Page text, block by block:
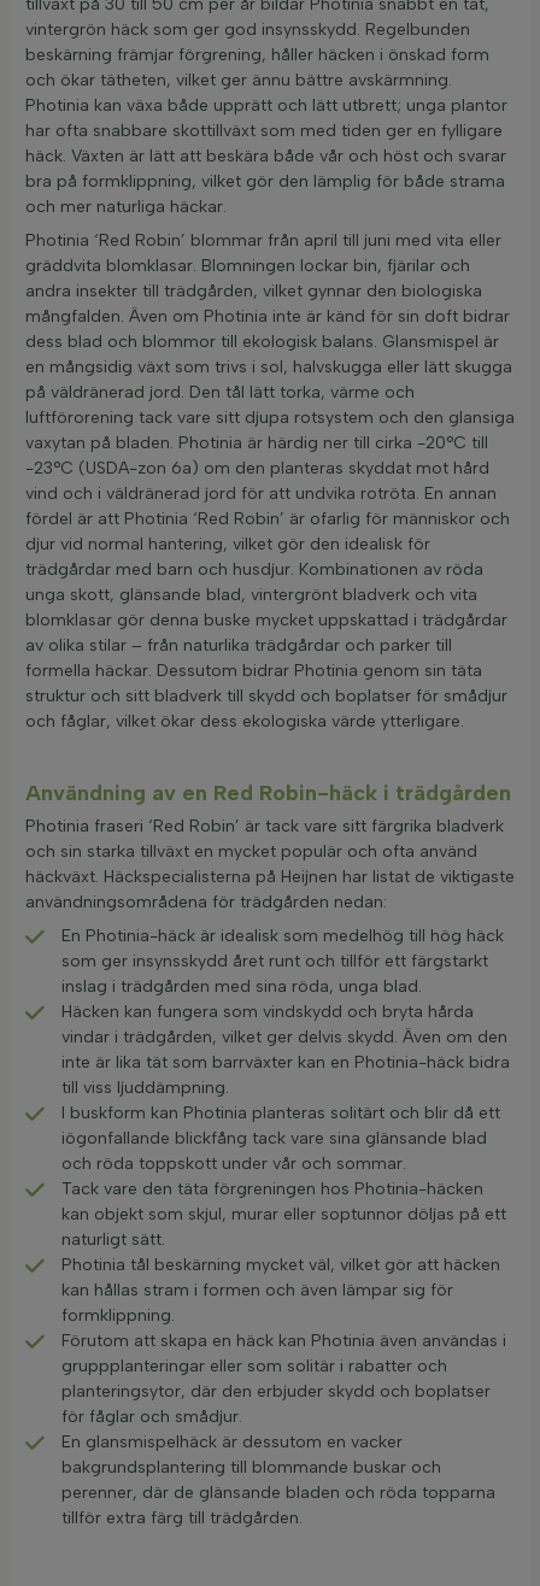
vintergrön häck som ger god insynsskydd. Regelbunden
beskärning främjar förgrening, håller häcken i önskad form
och ökar tätheten, vilket ger ännu bättre avskärmning.
Photinia kan växa både upprätt och lätt utbrett; unga plantor
har ofta snabbare skottillväxt som med tiden ger en fylligare
häck. Växten är lätt att beskära både vår och höst och svarar
bra på formklippning, vilket gör den lämplig för både strama
och mer naturliga häckar.
Photinia ‘Red Robin’ blommar från april till juni med vita eller
gräddvita blomklasar. Blomningen lockar bin, fjärilar och
andra insekter till trädgården, vilket gynnar den biologiska
mångfalden. Även om Photinia inte är känd för sin doft bidrar
dess blad och blommor till ekologisk balans. Glansmispel är
en mångsidig växt som trivs i sol, halvskugga eller lätt skugga
på väldränerad jord. Den tål lätt torka, värme och
luftförorening tack vare sitt djupa rotsystem och den glansiga
vaxytan på bladen. Photinia är härdig ner till cirka -20°C till
-23°C (USDA-zon 6a) om den planteras skyddat mot hård
vind och i väldränerad jord för att undvika rotröta. En annan
fördel är att Photinia ‘Red Robin’ är ofarlig för människor och
djur vid normal hantering, vilket gör den idealisk för
trädgårdar med barn och husdjur. Kombinationen av röda
unga skott, glänsande blad, vintergrönt bladverk och vita
blomklasar gör denna buske mycket uppskattad i trädgårdar
av olika stilar – från naturlika trädgårdar och parker till
formella häckar. Dessutom bidrar Photinia genom sin täta
struktur och sitt bladverk till skydd och boplatser för smådjur
och fåglar, vilket ökar dess ekologiska värde ytterligare.
Användning av en Red Robin-häck i trädgården
Photinia fraseri ‘Red Robin’ är tack vare sitt färgrika bladverk
och sin starka tillväxt en mycket populär och ofta använd
häckväxt. Häckspecialisterna på Heijnen har listat de viktigaste
användningsområdena för trädgården nedan:
En Photinia-häck är idealisk som medelhög till hög häck
som ger insynsskydd året runt och tillför ett färgstarkt
inslag i trädgården med sina röda, unga blad.
Häcken kan fungera som vindskydd och bryta hårda
vindar i trädgården, vilket ger delvis skydd. Även om den
inte är lika tät som barrväxter kan en Photinia-häck bidra
till viss ljuddämpning.
I buskform kan Photinia planteras solitärt och blir då ett
iögonfallande blickfång tack vare sina glänsande blad
och röda toppskott under vår och sommar.
Tack vare den täta förgreningen hos Photinia-häcken
kan objekt som skjul, murar eller soptunnor döljas på ett
naturligt sätt.
Photinia tål beskärning mycket väl, vilket gör att häcken
kan hållas stram i formen och även lämpar sig för
formklippning.
Förutom att skapa en häck kan Photinia även användas i
gruppplanteringar eller som solitär i rabatter och
planteringsytor, där den erbjuder skydd och boplatser
för fåglar och smådjur.
En glansmispelhäck är dessutom en vacker
bakgrundsplantering till blommande buskar och
perenner, där de glänsande bladen och röda topparna
tillför extra färg till trädgården.